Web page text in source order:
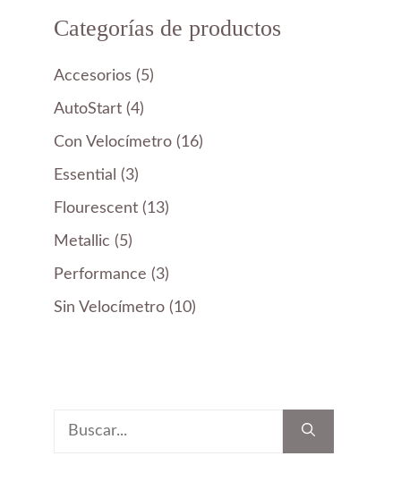
$835.00.
Categorías de productos
Accesorios 55
AutoStart 44
productos
Con Velocímetro 1616
Essential 33
productos
Flourescent 1313
Metallic 55
productos
Performance 33
productos
Sin Velocímetro 1010
Buscar: